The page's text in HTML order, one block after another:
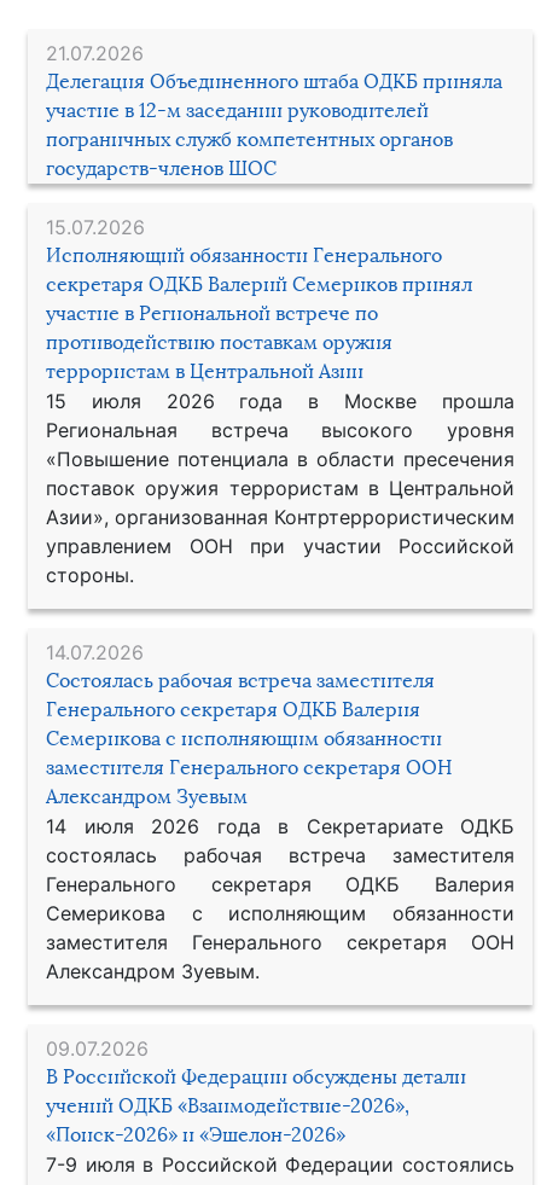
21.07.2026
Делегация Объединенного штаба ОДКБ приняла
участие в 12-м заседании руководителей
пограничных служб компетентных органов
государств-членов ШОС
15.07.2026
Исполняющий обязанности Генерального
секретаря ОДКБ Валерий Семериков принял
участие в Региональной встрече по
противодействию поставкам оружия
террористам в Центральной Азии
15 июля 2026 года в Москве прошла
Региональная встреча высокого уровня
«Повышение потенциала в области пресечения
поставок оружия террористам в Центральной
Азии», организованная Контртеррористическим
управлением ООН при участии Российской
стороны.
14.07.2026
Состоялась рабочая встреча заместителя
Генерального секретаря ОДКБ Валерия
Семерикова с исполняющим обязанности
заместителя Генерального секретаря ООН
Александром Зуевым
14 июля 2026 года в Секретариате ОДКБ
состоялась рабочая встреча заместителя
Генерального секретаря ОДКБ Валерия
Семерикова с исполняющим обязанности
заместителя Генерального секретаря ООН
Александром Зуевым.
09.07.2026
В Российской Федерации обсуждены детали
учений ОДКБ «Взаимодействие-2026»,
«Поиск-2026» и «Эшелон-2026»
7-9 июля в Российской Федерации состоялись